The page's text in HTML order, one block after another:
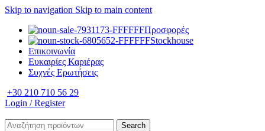
Skip to navigation Skip to main content
Προσφορές
Stockhouse
Επικοινωνία
Ευκαιρίες Καριέρας
Συχνές Ερωτήσεις
+30 210 710 56 29
Login / Register
Search